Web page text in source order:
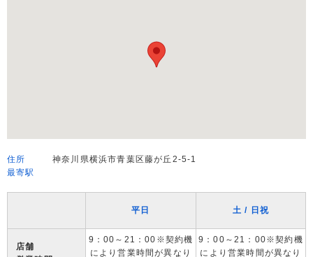
住所
神奈川県横浜市青葉区藤が丘2-5-1
最寄駅
平日 土 / 日祝
店舗
9：00～21：00※契約機
により営業時間が異なり
9：00～21：00※契約機
により営業時間が異なり